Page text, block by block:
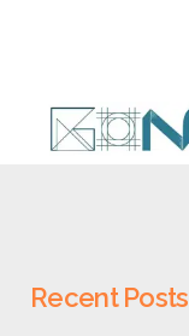
Recent Posts